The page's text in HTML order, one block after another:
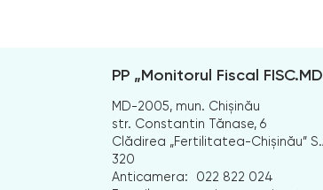
PP „Monitorul Fiscal
MD-2005, mun. Chișinău
str. Constantin Tănase, 6
Clădirea „Fertilitatea-Chișinău”
320
Anticamera:
022 822 024